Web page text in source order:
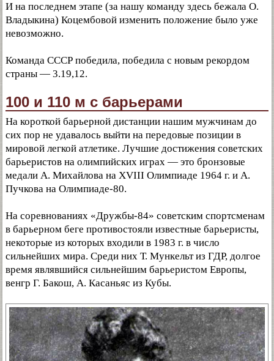
И на последнем этапе (за нашу команду здесь бежала О.
Владыкина) Коцембовой изменить положение было уже
невозможно.
Команда СССР победила, победила с новым рекордом
страны — 3.19,12.
100 и 110 м с барьерами
На короткой барьерной дистанции нашим мужчинам до
сих пор не удавалось выйти на передовые позиции в
мировой легкой атлетике. Лучшие достижения советских
барьеристов на олимпийских играх — это бронзовые
медали А. Михайлова на XVIII Олимпиаде 1964 г. и А.
Пучкова на Олимпиаде-80.
На соревнованиях «Дружбы-84» советским спортсменам
в барьерном беге противостояли известные барьеристы,
некоторые из которых входили в 1983 г. в число
сильнейших мира. Среди них Т. Мункельт из ГДР, долгое
время являвшийся сильнейшим барьеристом Европы,
венгр Г. Бакош, А. Касаньяс из Кубы.